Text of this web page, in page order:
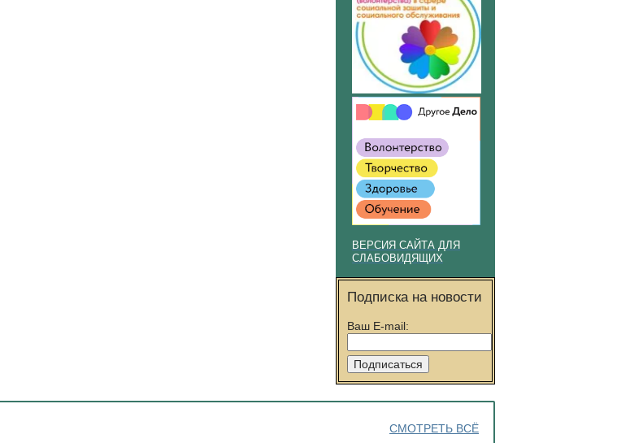
ВЕРСИЯ САЙТА ДЛЯ
СЛАБОВИДЯЩИХ
Подписка на новости
Ваш E-mail:
СМОТРЕТЬ ВСЁ